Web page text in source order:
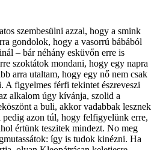
szembesülni azzal, hogy a smink
gondolok, hogy a vasorrú bábából
– bár néhány esküvőn erre is
szoktátok mondani, hogy egy napra
arra utaltam, hogy egy nő nem csak
A figyelmes férfi tekintet észreveszi
alkalom úgy kívánja, szolid a
a buli, akkor vadabbak lesznek
azon túl, hogy felfigyelünk erre,
értünk teszitek mindezt. No meg
így is tudok kinézni. Ha